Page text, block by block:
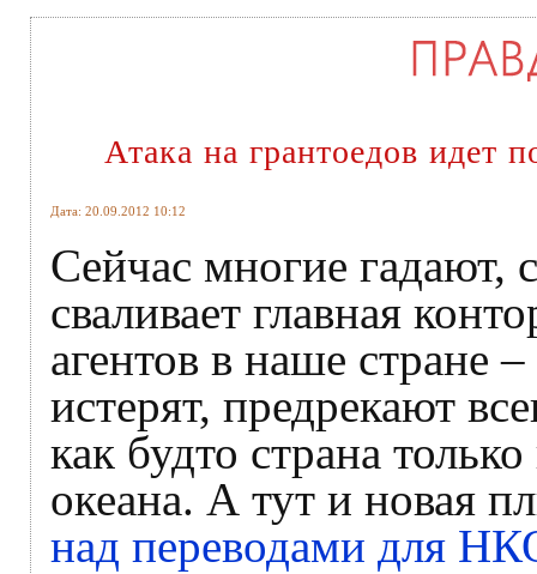
Атака на грантоедов идет
Дата: 20.09.2012 10:12
Сейчас многие гадают,
сваливает главная
агентов в наше стране
истерят, предрекают
как будто страна
океана. А тут и новая
над переводами для